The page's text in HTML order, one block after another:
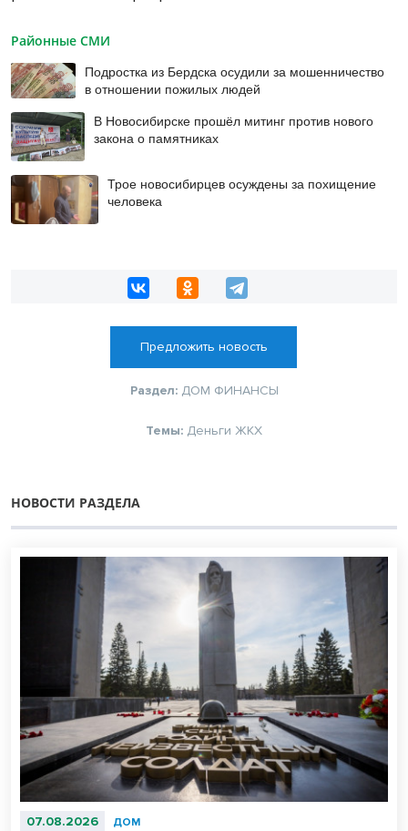
Районные СМИ
Подростка из Бердска осудили за мошенничество
в отношении пожилых людей
В Новосибирске прошёл митинг против нового
закона о памятниках
Трое новосибирцев осуждены за похищение
человека
Предложить новость
Раздел: ДОМ ФИНАНСЫ
Темы: Деньги ЖКХ
НОВОСТИ РАЗДЕЛА
07.08.2026 ДОМ